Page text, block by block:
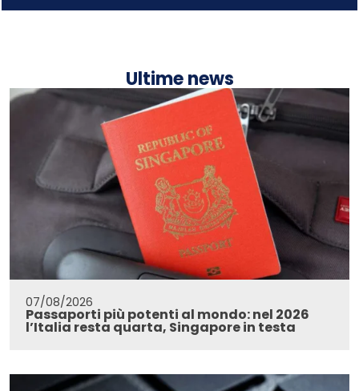
Ultime news
07/08/2026
Passaporti più potenti al mondo: nel 2026
l’Italia resta quarta, Singapore in testa